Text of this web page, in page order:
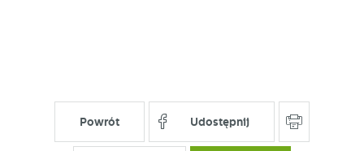
Powrót Udostępnij